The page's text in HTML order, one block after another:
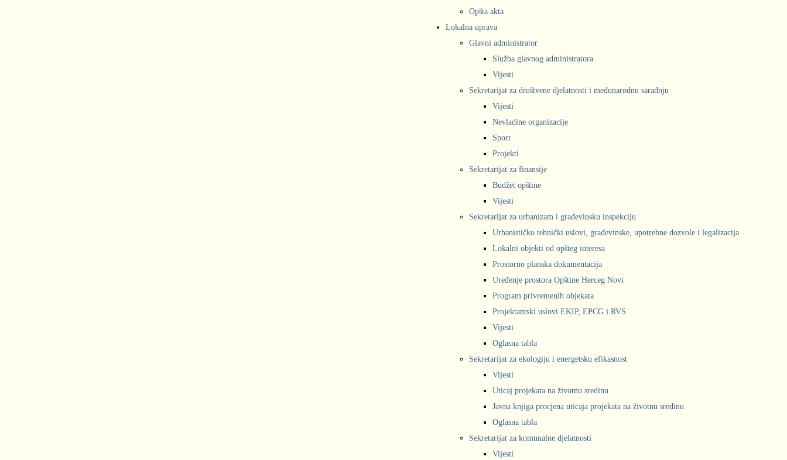
Opšta akta
Lokalna uprava
Glavni administrator
Služba glavnog administratora
Vijesti
Sekretarijat za društvene djelatnosti i međunarodnu saradnju
Vijesti
Nevladine organizacije
Sport
Projekti
Sekretarijat za finansije
Budžet opštine
Vijesti
Sekretarijat za urbanizam i građevinsku inspekciju
Urbanističko tehnički uslovi, građevinske, upotrebne dozvole i legalizacija
Lokalni objekti od opšteg interesa
Prostorno planska dokumentacija
Uređenje prostora Opštine Herceg Novi
Program privremenih objekata
Projektantski uslovi EKIP, EPCG i RVS
Vijesti
Oglasna tabla
Sekretarijat za ekologiju i energetsku efikasnost
Vijesti
Uticaj projekata na životnu sredinu
Javna knjiga procjena uticaja projekata na životnu sredinu
Oglasna tabla
Sekretarijat za komunalne djelatnosti
Vijesti